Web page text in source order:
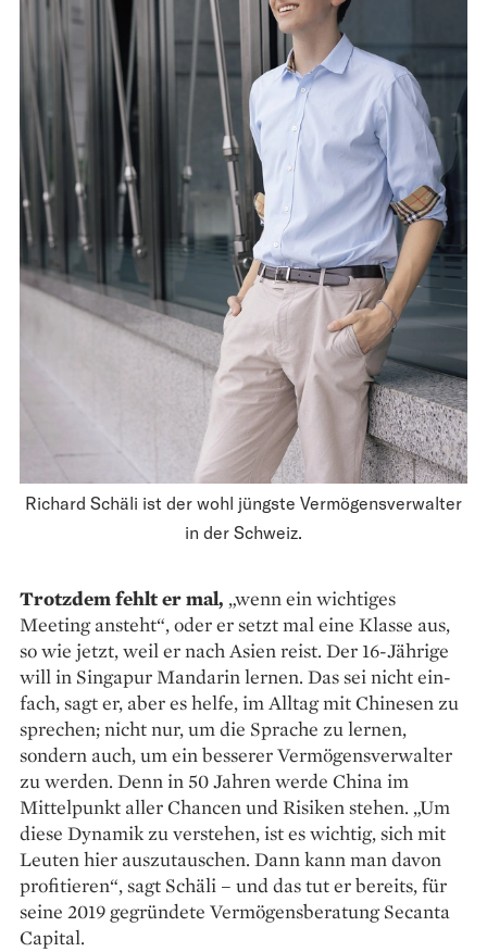
Richard Schäli ist der wohl jüngste Vermögensverwalter
in der Schweiz.
Trotzdem fehlt er mal, „wenn ein wichtiges
Meeting ansteht“, oder er setzt mal eine Klasse aus,
so wie jetzt, weil er nach Asien reist. Der 16-Jährige
will in Singapur Mandarin lernen. Das sei nicht ein­
fach, sagt er, aber es helfe, im Alltag mit Chinesen zu
sprechen; nicht nur, um die Sprache zu lernen,
sondern auch, um ein besserer Vermögens­verwalter
zu werden. Denn in 50 Jahren werde China im
Mittelpunkt aller Chancen und Risiken stehen. „Um
diese Dynamik zu verstehen, ist es wichtig, sich mit
Leuten hier auszutauschen. Dann kann man davon
profitieren“, sagt Schäli – und das tut er bereits, für
seine 2019 gegründete Vermögensberatung Secanta
Capital.